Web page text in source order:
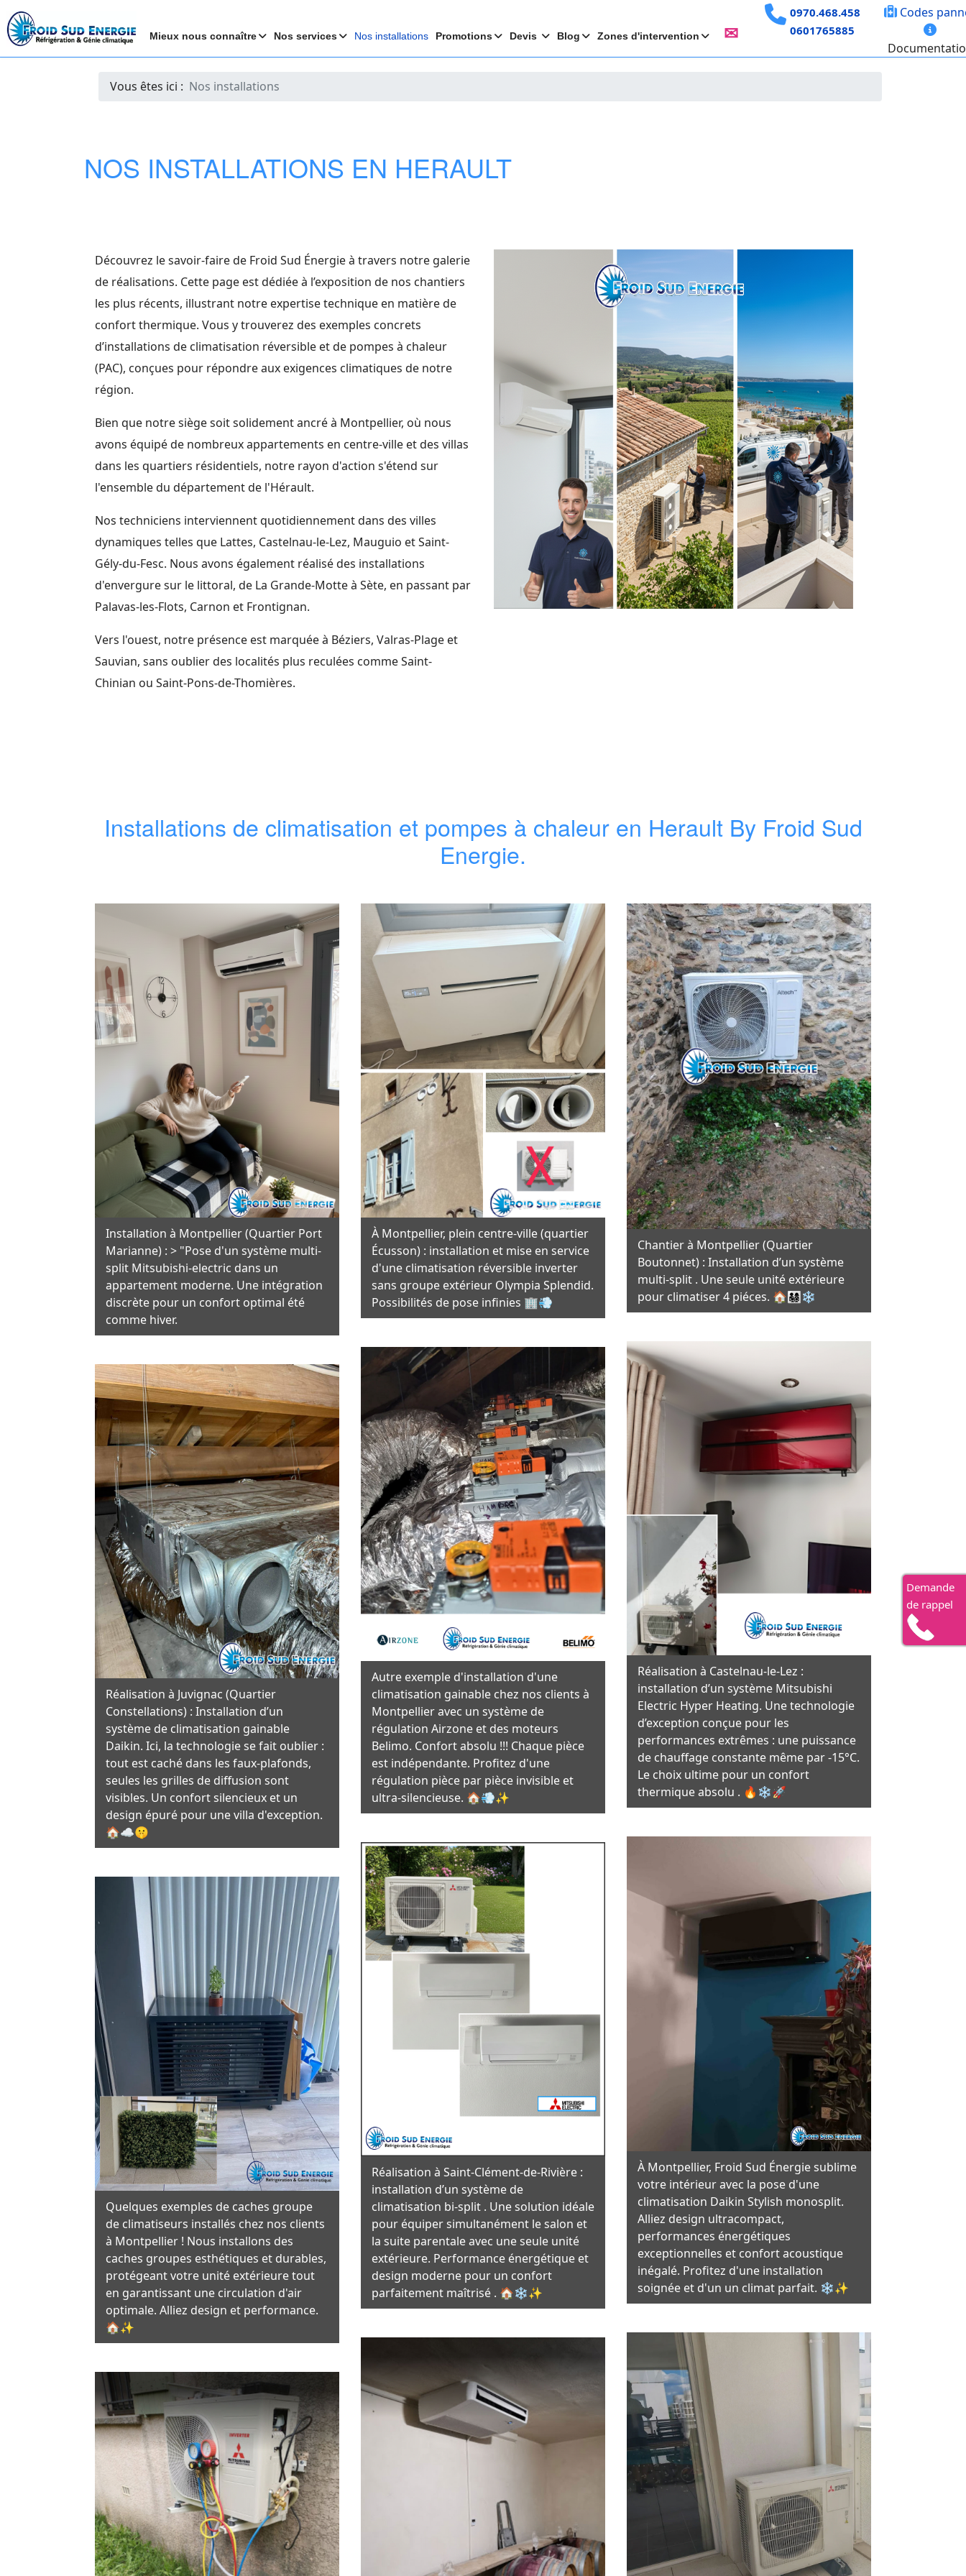
Mieux nous connaître Nos services Nos installations Promotions Devis Blog Zones d'intervention ✉
0970.468.458
0601765885
Codes
Vous êtes ici : Nos installations
NOS INSTALLATIONS EN HERAULT
Découvrez le savoir-faire de Froid Sud Énergie à travers notre galerie
de réalisations. Cette page est dédiée à l’exposition de nos chantiers
les plus récents, illustrant notre expertise technique en matière de
confort thermique. Vous y trouverez des exemples concrets
d’installations de climatisation réversible et de pompes à chaleur
(PAC), conçues pour répondre aux exigences climatiques de notre
région.
Bien que notre siège soit solidement ancré à Montpellier, où nous
avons équipé de nombreux appartements en centre-ville et des villas
dans les quartiers résidentiels, notre rayon d'action s'étend sur
l'ensemble du département de l'Hérault.
Nos techniciens interviennent quotidiennement dans des villes
dynamiques telles que Lattes, Castelnau-le-Lez, Mauguio et Saint-
Gély-du-Fesc. Nous avons également réalisé des installations
d'envergure sur le littoral, de La Grande-Motte à Sète, en passant par
Palavas-les-Flots, Carnon et Frontignan.
Vers l'ouest, notre présence est marquée à Béziers, Valras-Plage et
Sauvian, sans oublier des localités plus reculées comme Saint-
Chinian ou Saint-Pons-de-Thomières.
Installations de climatisation et pompes à chaleur en Herault By Froid Sud
Energie.
Installation à Montpellier (Quartier Port
Marianne) : > "Pose d'un système multi-
split Mitsubishi-electric dans un
appartement moderne. Une intégration
discrète pour un confort optimal été
comme hiver.
Réalisation à Juvignac (Quartier
Constellations) : Installation d’un
système de climatisation gainable
Daikin. Ici, la technologie se fait oublier :
tout est caché dans les faux-plafonds,
seules les grilles de diffusion sont
visibles. Un confort silencieux et un
design épuré pour une villa d'exception.
🏠☁️🤫
Quelques exemples de caches groupe
de climatiseurs installés chez nos clients
à Montpellier ! Nous installons des
caches groupes esthétiques et durables,
protégeant votre unité extérieure tout
en garantissant une circulation d'air
optimale. Alliez design et performance.
🏠✨
À Montpellier, plein centre-ville (quartier
Écusson) : installation et mise en service
d'une climatisation réversible inverter
sans groupe extérieur Olympia Splendid.
Possibilités de pose infinies 🏢💨
Autre exemple d'installation d'une
climatisation gainable chez nos clients à
Montpellier avec un système de
régulation Airzone et des moteurs
Belimo. Confort absolu !!! Chaque pièce
est indépendante. Profitez d'une
régulation pièce par pièce invisible et
ultra-silencieuse. 🏠💨✨
Réalisation à Saint-Clément-de-Rivière :
installation d’un système de
climatisation bi-split . Une solution idéale
pour équiper simultanément le salon et
la suite parentale avec une seule unité
extérieure. Performance énergétique et
design moderne pour un confort
parfaitement maîtrisé . 🏠❄️✨
Chantier à Montpellier (Quartier
Boutonnet) : Installation d’un système
multi-split . Une seule unité extérieure
pour climatiser 4 piéces. 🏠👨‍👩‍👧‍👦❄️
Réalisation à Castelnau-le-Lez :
installation d’un système Mitsubishi
Electric Hyper Heating. Une technologie
d’exception conçue pour les
performances extrêmes : une puissance
de chauffage constante même par -15°C.
Le choix ultime pour un confort
thermique absolu . 🔥❄️🚀
À Montpellier, Froid Sud Énergie sublime
votre intérieur avec la pose d'une
climatisation Daikin Stylish monosplit.
Alliez design ultracompact,
performances énergétiques
exceptionnelles et confort acoustique
inégalé. Profitez d'une installation
soignée et d'un un climat parfait. ❄️✨
Demande
de rappel